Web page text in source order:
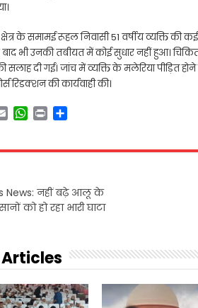
के समामई रूहल निवासी 51 वर्षीय व्यक्ति की
भी उनकी तबीयत में कोई सुधार नहीं हुआ।
सलाह दी गई। जांच में व्यक्ति के मलेरिया पीड़ित
रिडक्शन की कार्यवाही की।
E
i
W
t
p
p
P
n
r
News: नहीं बढ़े आलू के
को हो रहा भारी घाटा